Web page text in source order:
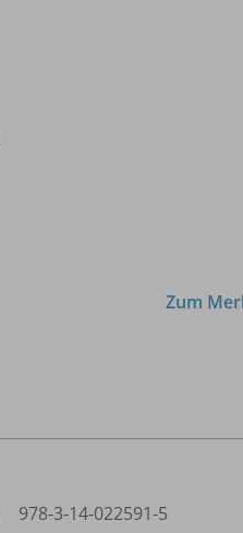
Zum
978-3-14-022591-5